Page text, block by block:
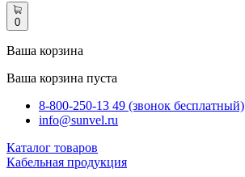
0
Ваша корзина
Ваша корзина пуста
8-800-250-13 49 (звонок бесплатный)
info@sunvel.ru
Каталог товаров
Кабельная продукция